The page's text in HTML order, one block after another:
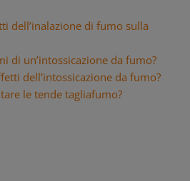
dell’inalazione di fumo sulla
di un’intossicazione da fumo?
dell’intossicazione da fumo?
le tende tagliafumo?